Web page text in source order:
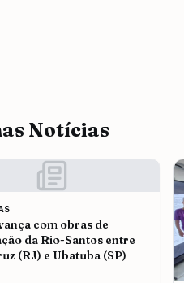
Notícias
com obras de
da Rio-Santos entre
(RJ) e Ubatuba (SP)